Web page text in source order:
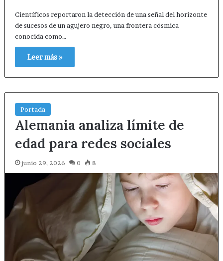
Científicos reportaron la detección de una señal del horizonte
de sucesos de un agujero negro, una frontera cósmica
conocida como…
Leer más »
Portada
Alemania analiza límite de
edad para redes sociales
junio 29, 2026 0 8